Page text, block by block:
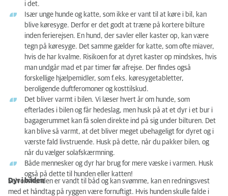
i det.
Især unge hunde og katte, som ikke er vant til at køre i bil, kan
blive køresyge. Derfor er det godt at træne på kortere bilture
inden ferierejsen. En hund, der savler eller kaster op, kan være
tegn på køresyge. Det samme gælder for katte, som ofte miaver,
hvis de har kvalme. Risikoen for at dyret kaster op mindskes, hvis
man undgår mad et par timer før afrejse. Der findes også
forskellige hjælpemidler, som f.eks. køresygetabletter,
beroligende duftferomoner og kosttilskud.
Det bliver varmt i bilen. Vi læser hvert år om hunde, som
efterlades i bilen og får hedeslag, men husk på at et dyr i et bur i
bagagerummet kan få solen direkte ind på sig under bilturen. Det
kan blive så varmt, at det bliver meget ubehageligt for dyret og i
værste fald livstruende. Husk på dette, når du pakker bilen, og
når du vælger solafskærmning.
Både mennesker og dyr har brug for mere væske i varmen. Husk
også på dette til hunden eller katten!
Dyr i båden
Selvom hunden er vandt til båd og kan svømme, kan en redningsvest
med et håndtag på ryggen være fornuftigt. Hvis hunden skulle falde i